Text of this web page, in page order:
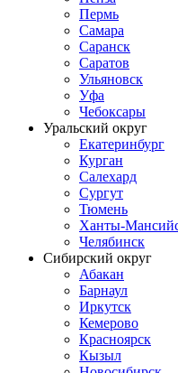
Пермь
Самара
Саранск
Саратов
Ульяновск
Уфа
Чебоксары
Уральский округ
Екатеринбург
Курган
Салехард
Сургут
Тюмень
Ханты-
Челябинск
Сибирский округ
Абакан
Барнаул
Иркутск
Кемерово
Красноярск
Кызыл